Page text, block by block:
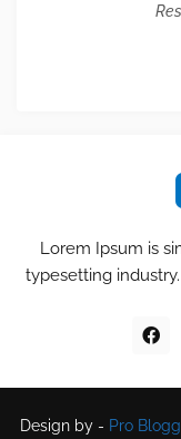
Lorem Ipsum is
typesetting
Design by - Pro